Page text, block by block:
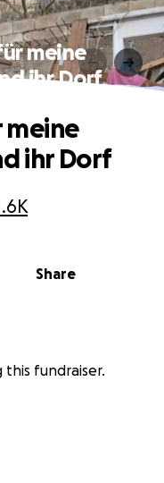
meine
ihr Dorf
Share
meine
ihr Dorf
this fundraiser.